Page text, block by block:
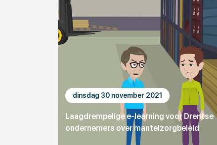
dinsdag 30 november 2021
Laagdrempelige e-learning voor Drentse
ondernemers over mantelzorgbeleid